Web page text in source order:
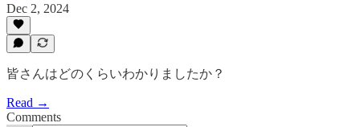
Dec 2, 2024
皆さんはどのくらいわかりましたか？
Read →
Comments